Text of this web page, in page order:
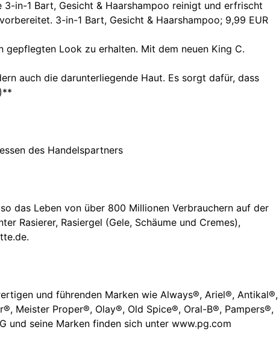
in-1 Bart, Gesicht & Haarshampoo reinigt und erfrischt
3-in-1 Bart, Gesicht & Haarshampoo; 9,99 EUR
Look zu erhalten. Mit dem neuen King C.
auch die darunterliegende Haut. Es sorgt dafür, dass
des Handelspartners
das Leben von über 800 Millionen Verbrauchern auf der
Rasierer, Rasiergel (Gele, Schäume und Cremes),
und führenden Marken wie Always®, Ariel®, Antikal®,
Meister Proper®, Olay®, Old Spice®, Oral-B®, Pampers®,
und seine Marken finden sich unter www.pg.com